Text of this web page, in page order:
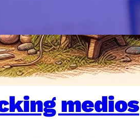
Democracia Digital, Redmocracia
2023
medios